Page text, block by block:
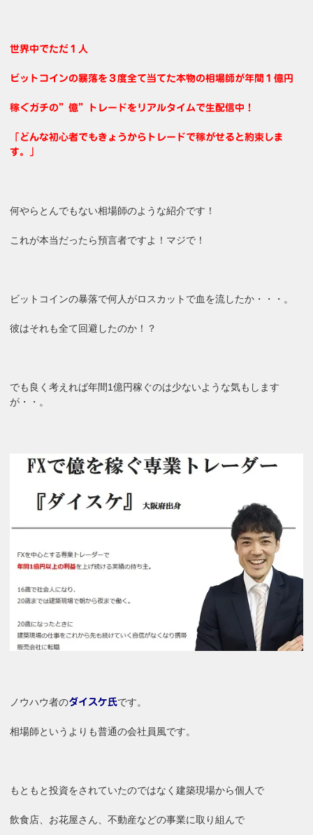
世界中でただ１人
ビットコインの暴落を３度全て当てた本物の相場師が年間１億円
稼ぐガチの”億”トレードをリアルタイムで生配信中！
「どんな初心者でもきょうからトレードで稼がせると約束しま
す。」
何やらとんでもない相場師のような紹介です！
これが本当だったら預言者ですよ！マジで！
ビットコインの暴落で何人がロスカットで血を流したか・・・。
彼はそれも全て回避したのか！？
でも良く考えれば年間1億円稼ぐのは少ないような気もします
が・・。
ノウハウ者のダイスケ氏です。
相場師というよりも普通の会社員風です。
もともと投資をされていたのではなく建築現場から個人で
飲食店、お花屋さん、不動産などの事業に取り組んで